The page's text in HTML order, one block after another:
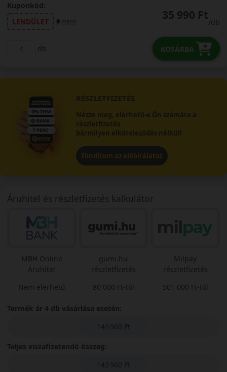
Kuponkód:
LENDÜLET
másol 35 990 Ft
/db
db KOSÁRBA
RÉSZLETFIZETÉS
Nézze meg, elérhető-e Ön számára a
részletfizetés
bármilyen elköteleződés nélkül!
Elindítom az előbírálatot
Áruhitel és részletfizetés kalkulátor
MBH Online
Áruhitel
Nem elérhető
gumi.hu
részletfizetés
80 000 Ft-tól
Milpay
részletfizetés
501 000 Ft-tól
Termék ár 4 db vásárlása esetén:
143 960 Ft
Teljes viszafizetendő összeg:
143 960 Ft